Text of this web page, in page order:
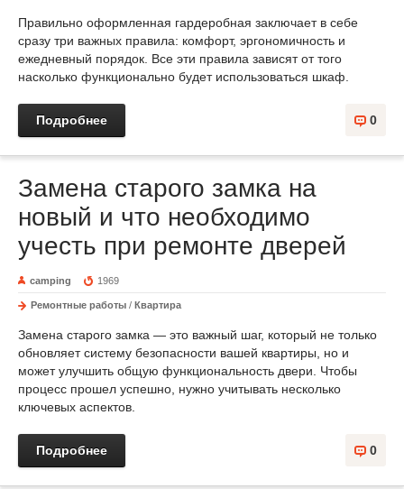
Правильно оформленная гардеробная заключает в себе
сразу три важных правила: комфорт, эргономичность и
ежедневный порядок. Все эти правила зависят от того
насколько функционально будет использоваться шкаф.
0
Подробнее
Замена старого замка на
новый и что необходимо
учесть при ремонте дверей
camping 1969
Ремонтные работы / Квартира
Замена старого замка — это важный шаг, который не только
обновляет систему безопасности вашей квартиры, но и
может улучшить общую функциональность двери. Чтобы
процесс прошел успешно, нужно учитывать несколько
ключевых аспектов.
0
Подробнее